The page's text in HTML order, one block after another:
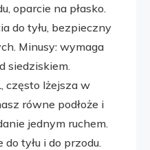
oparcie na płasko.
do tyłu, bezpieczny
Minusy: wymaga
siedziskiem.
często lżejsza w
równe podłoże i
jednym ruchem.
tyłu i do przodu.